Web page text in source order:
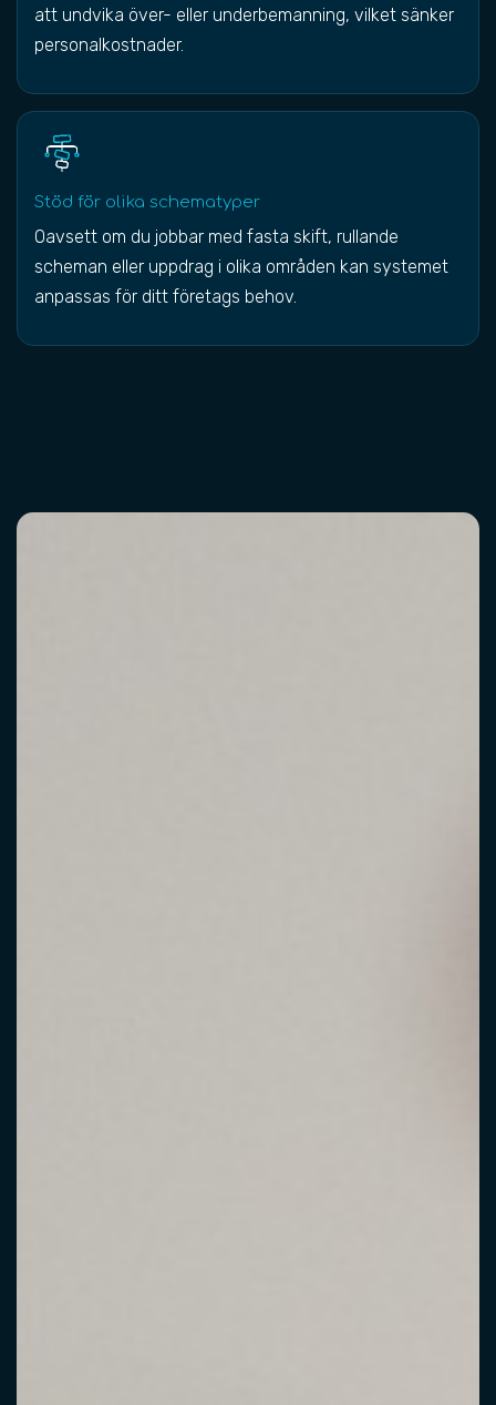
att undvika över- eller underbemanning, vilket sänker
personalkostnader.
Stöd för olika schematyper
Oavsett om du jobbar med fasta skift, rullande
scheman eller uppdrag i olika områden kan systemet
anpassas för ditt företags behov.